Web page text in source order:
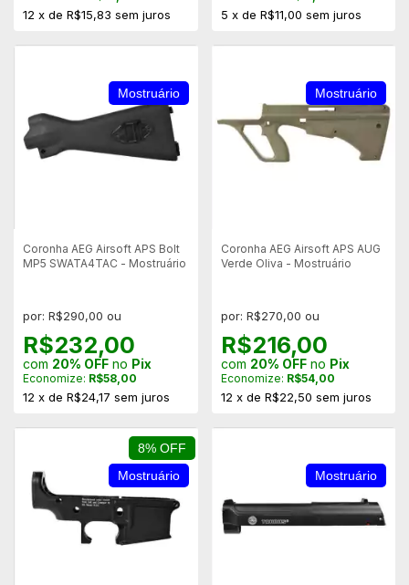
12 x de R$15,83 sem juros 5 x de R$11,00 sem juros
Mostruário
Coronha AEG Airsoft APS Bolt
MP5 SWATA4TAC - Mostruário
por: R$290,00 ou
R$232,00
com 20% OFF no Pix
Economize: R$58,00
12 x de R$24,17 sem juros
Mostruário
Coronha AEG Airsoft APS AUG
Verde Oliva - Mostruário
por: R$270,00 ou
R$216,00
com 20% OFFno Pix
Economize: R$54,00
12 x de R$22,50 sem juros
8% OFF
Mostruário
Mostruário